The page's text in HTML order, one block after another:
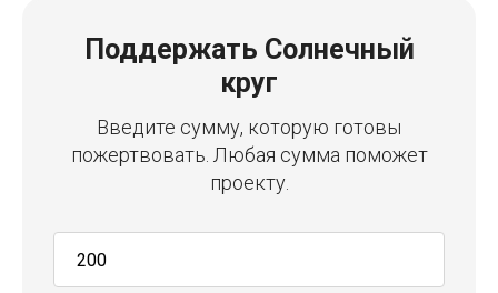
Поддержать Солнечный
круг
Введите сумму, которую готовы
пожертвовать. Любая сумма поможет
проекту.